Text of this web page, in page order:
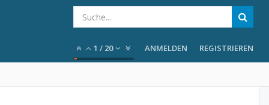
1 / 20 ANMELDEN REGISTRIEREN